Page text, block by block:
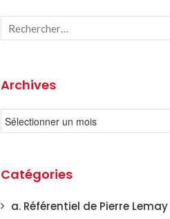
Archives
Catégories
a. Référentiel de Pierre Lemay